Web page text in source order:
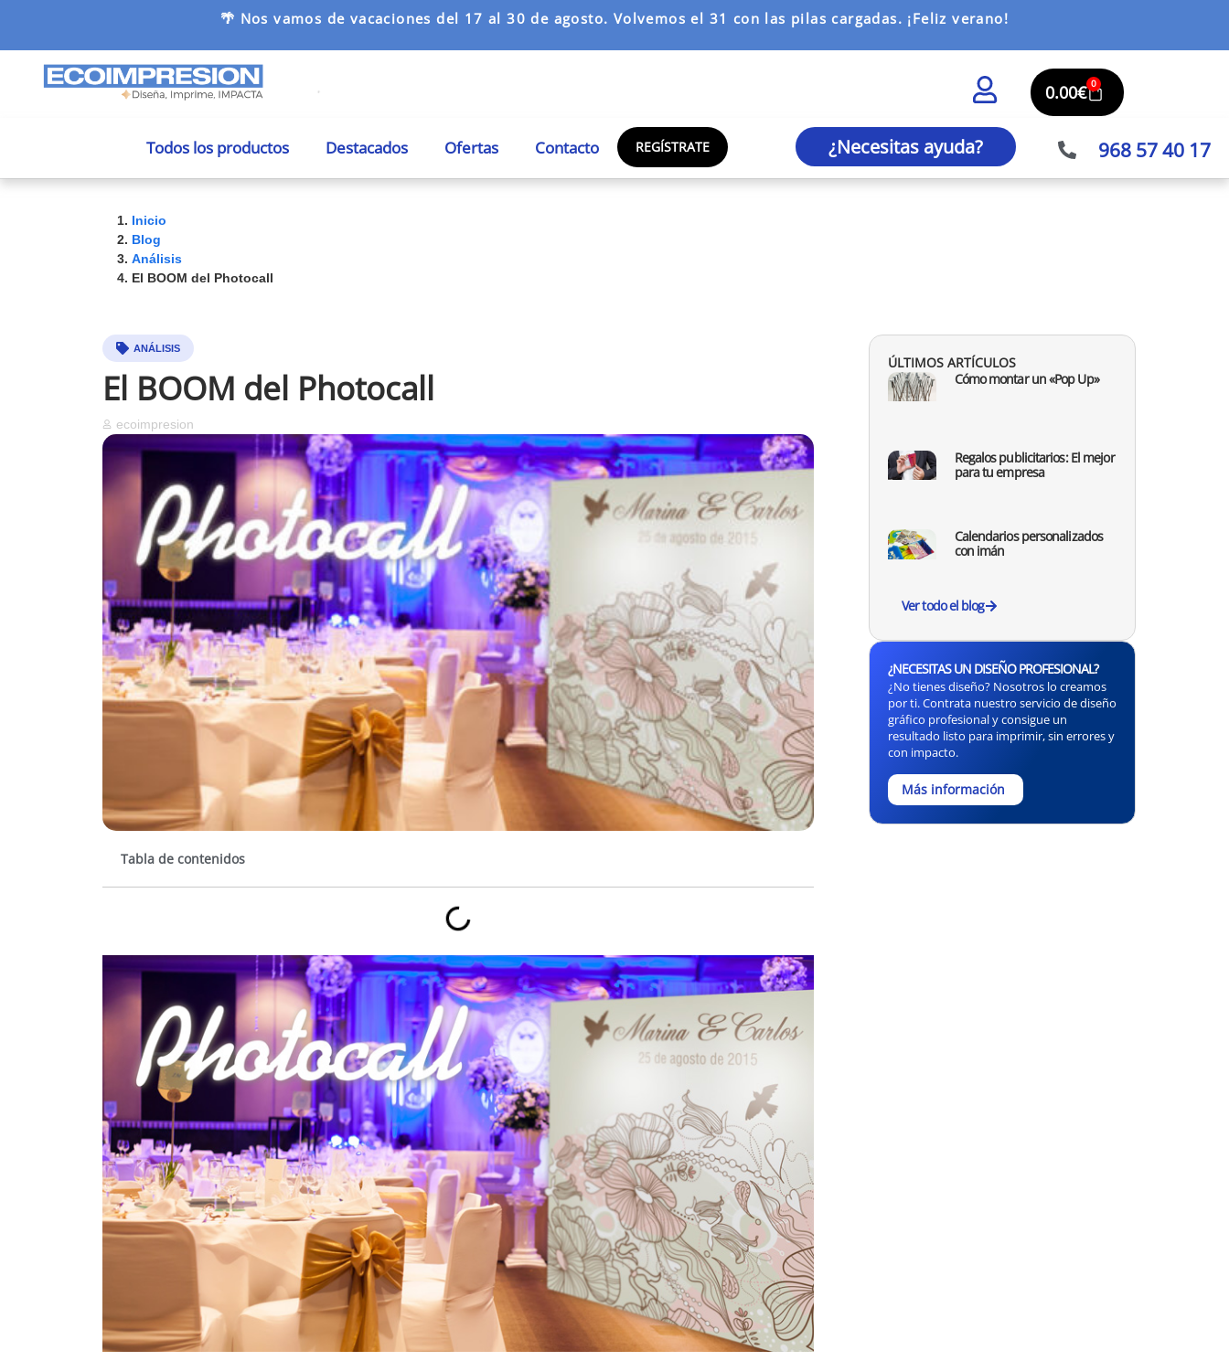
🌴 Nos vamos de vacaciones del 17 al 30 de agosto. Volvemos el 31 con las pilas cargadas. ¡Feliz verano!
0.00€ 0
Todos los productos Destacados Ofertas Contacto REGÍSTRATE ¿Necesitas ayuda? 968 57 40 17
Inicio
Blog
Análisis
El BOOM del Photocall
ANÁLISIS
El BOOM del Photocall
ecoimpresion
Tabla de contenidos
ÚLTIMOS ARTÍCULOS
Cómo montar un «Pop Up»
Regalos publicitarios: El mejor
para tu empresa
Calendarios personalizados
con imán
Ver todo el blog
¿NECESITAS UN DISEÑO PROFESIONAL?
¿No tienes diseño? Nosotros lo creamos
por ti. Contrata nuestro servicio de diseño
gráfico profesional y consigue un
resultado listo para imprimir, sin errores y
con impacto.
Más información